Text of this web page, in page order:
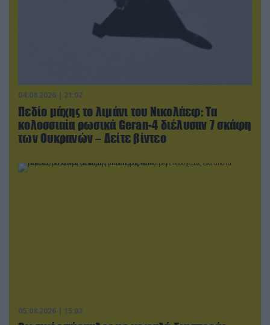
04.08.2026 | 21:02
Πεδίο μάχης το λιμάνι του Νικολάεφ: Τα
κολοσσιαία ρωσικά Geran-4 διέλυσαν 7 σκάφη
των Ουκρανών – Δείτε βίντεο
05.08.2026 | 15:02